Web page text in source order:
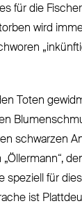
für die
wird
Toten
schwarzen
für
ist